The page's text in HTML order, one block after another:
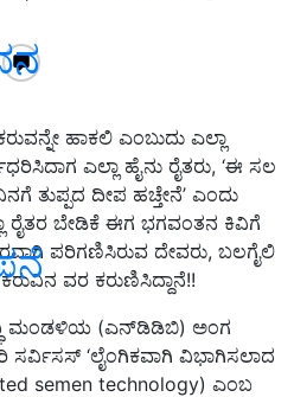
ಹಾಕಲಿ ಎಂಬುದು ಎಲ್ಲಾ
ಎಲ್ಲಾ ಹೈನು ರೈತರು, ‘ಈ ಸಲ
ತುಪ್ಪದ ದೀಪ ಹಚ್ತೇನೆ’ ಎಂದು
ರೈತರ ಬೇಡಿಕೆ ಈಗ ಭಗವಂತನ ಕಿವಿಗೆ
ಪರಿಗಣಿಸಿರುವ ದೇವರು, ಬಲಗೈಲಿ
ವರ ಕರುಣಿಸಿದ್ದಾನೆ!!
ಮಂಡಳಿಯ (ಎನ್‌ಡಿಡಿಬಿ) ಅಂಗ
‘ಲೈಂಗಿಕವಾಗಿ ವಿಭಾಗಿಸಲಾದ
semen technology) ಎಂಬ